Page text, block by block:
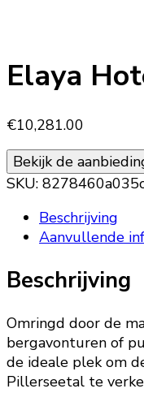
Elaya
€10,281.00
Bekijk de
SKU:
Beschrijving
Aanvullende
Beschrijving
Omringd door de
bergavonturen of
de ideale plek om
Pillerseetal te